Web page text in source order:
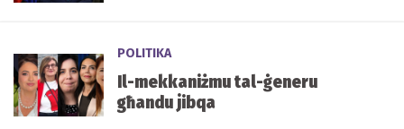
POLITIKA
Il-mekkaniżmu tal-ġeneru
għandu jibqa